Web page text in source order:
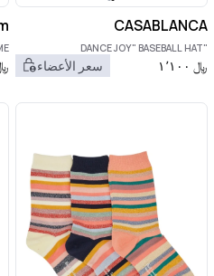
CASABLANCA
"DANCE JOY" BASEBALL HAT
﷼ ١٬١٠٠ سعر الأعضاء